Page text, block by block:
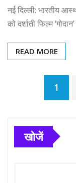
नई दिल्ली: भारतीय
को दर्शाती फिल्म
READ MORE
Posts
1
खोजें